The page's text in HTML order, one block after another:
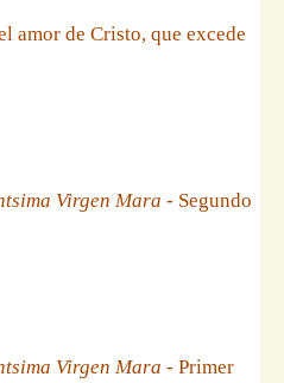
amor de Cristo, que excede
Virgen Mara - Segundo
Virgen Mara - Primer